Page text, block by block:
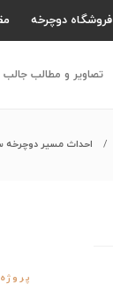
فروشگاه دوچرخه
تصاویر و مطالب جالب
احداث مسیر دوچرخه